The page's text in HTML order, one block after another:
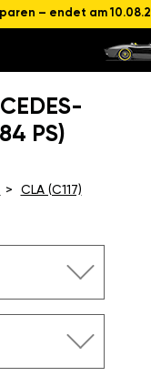
– endet am
PS)
CLA (C117)